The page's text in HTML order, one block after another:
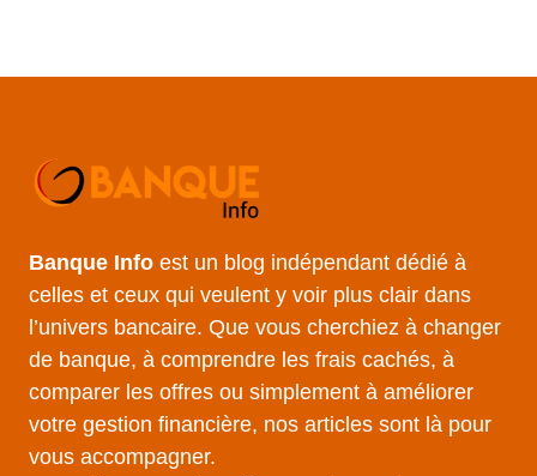
Banque Info est un blog indépendant dédié à
celles et ceux qui veulent y voir plus clair dans
l’univers bancaire. Que vous cherchiez à changer
de banque, à comprendre les frais cachés, à
comparer les offres ou simplement à améliorer
votre gestion financière, nos articles sont là pour
vous accompagner.